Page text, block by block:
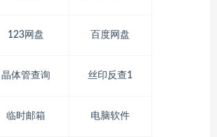
123网盘 百度网盘
晶体管查询 丝印反查1
临时邮箱 电脑软件